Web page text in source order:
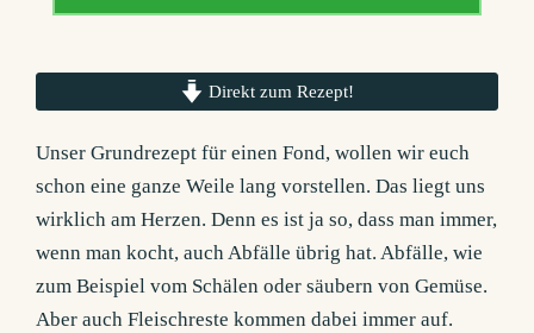
Direkt zum Rezept!
Unser Grundrezept für einen Fond, wollen wir euch
schon eine ganze Weile lang vorstellen. Das liegt uns
wirklich am Herzen. Denn es ist ja so, dass man immer,
wenn man kocht, auch Abfälle übrig hat. Abfälle, wie
zum Beispiel vom Schälen oder säubern von Gemüse.
Aber auch Fleischreste kommen dabei immer auf.